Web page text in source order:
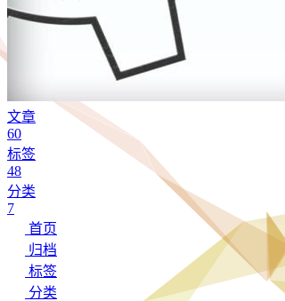
文章
60
标签
48
分类
7
首页
归档
标签
分类